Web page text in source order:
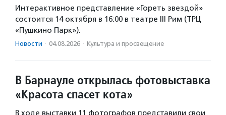
Интерактивное представление «Гореть звездой»
состоится 14 октября в 16:00 в театре III Рим (ТРЦ
«Пушкино Парк»).
Новости · 04.08.2026 · Культура и просвещение
В Барнауле открылась фотовыставка
«Красота спасет кота»